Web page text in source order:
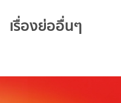
เรื่องย่ออื่นๆ